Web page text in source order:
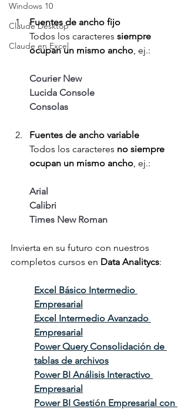
Windows 10
Claude Desktop
Claude en Excel
Fuentes de ancho fijo
Todos los caracteres siempre
ocupan un mismo ancho , ej.:
Courier New
Lucida Console
Consolas
Fuentes de ancho variable
Todos los caracteres no siempre
ocupan un mismo ancho , ej.:
Arial
Calibri
Times New Roman
Invierta en su futuro con nuestros
completos cursos en Data Analitycs:
Excel Básico Intermedio
Empresarial
Excel Intermedio Avanzado
Empresarial
Power Query Consolidación de
tablas de archivos
Power BI Análisis Interactivo
Empresarial
Power BI Gestión Empresarial con